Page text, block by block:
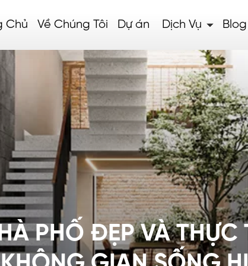
Chủ Về Chúng Tôi Dự án Dịch Vụ Blog
PHỐ ĐẸP VÀ THỰC